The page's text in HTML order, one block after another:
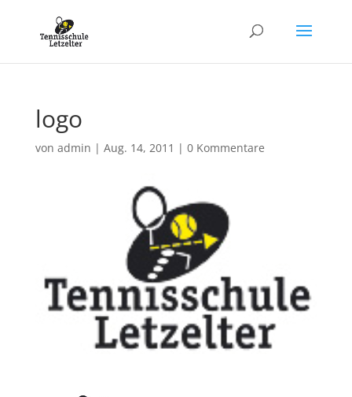
logo
von admin | Aug. 14, 2011 | 0 Kommentare